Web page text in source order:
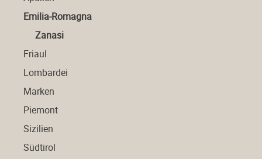
Emilia-Romagna
Zanasi
Friaul
Lombardei
Marken
Piemont
Sizilien
Südtirol